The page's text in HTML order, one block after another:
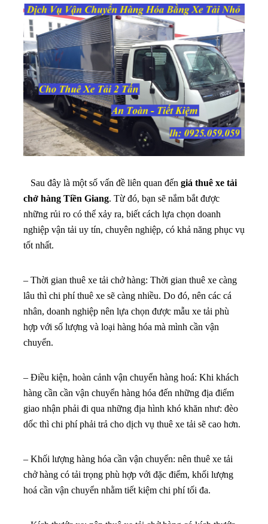
Sau đây là một số vấn đề liên quan đến giá thuê xe tải
chở hàng Tiền Giang. Từ đó, bạn sẽ nắm bắt được
những rủi ro có thể xảy ra, biết cách lựa chọn doanh
nghiệp vận tải uy tín, chuyên nghiệp, có khả năng phục vụ
tốt nhất.
– Thời gian thuê xe tải chở hàng: Thời gian thuê xe càng
lâu thì chi phí thuê xe sẽ càng nhiều. Do đó, nên các cá
nhân, doanh nghiệp nên lựa chọn được mẫu xe tải phù
hợp với số lượng và loại hàng hóa mà mình cần vận
chuyển.
– Điều kiện, hoàn cảnh vận chuyển hàng hoá: Khi khách
hàng cần cần vận chuyển hàng hóa đến những địa điểm
giao nhận phải đi qua những địa hình khó khăn như: đèo
dốc thì chi phí phải trả cho dịch vụ thuê xe tải sẽ cao hơn.
– Khối lượng hàng hóa cần vận chuyển: nên thuê xe tải
chở hàng có tải trọng phù hợp với đặc điểm, khối lượng
hoá cần vận chuyển nhằm tiết kiệm chi phí tối đa.